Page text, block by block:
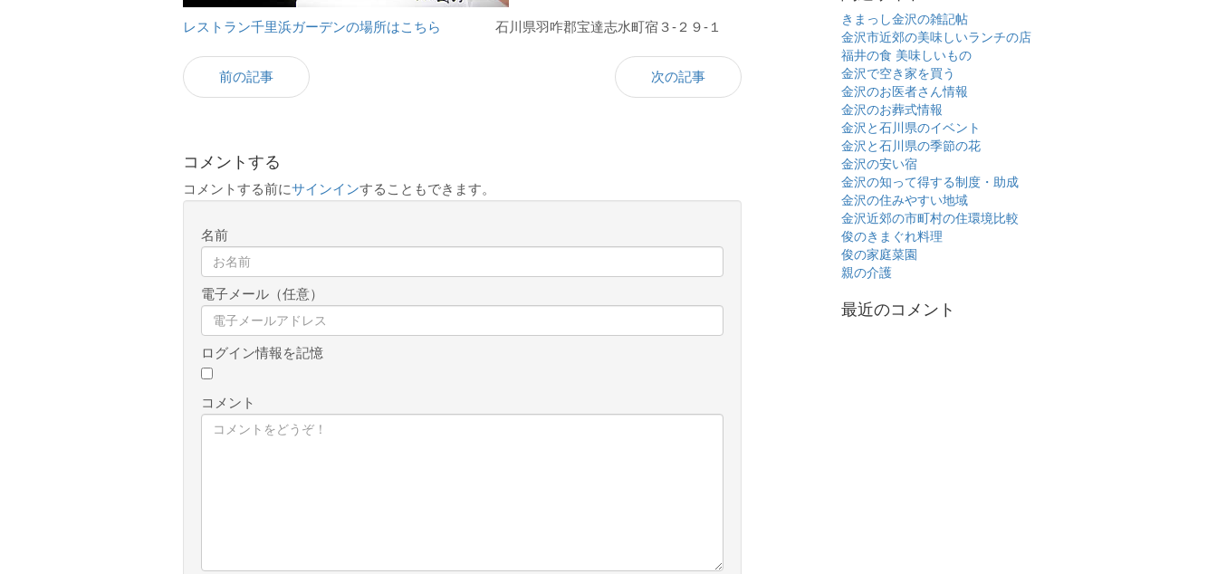
レストラン千里浜ガーデンの場所はこちら 石川県羽咋郡宝達志水町宿３-２９-１
前の記事 次の記事
コメントする
コメントする前にサインインすることもできます。
名前
電子メール（任意）
ログイン情報を記憶
コメント
きまっし金沢の雑記帖
金沢市近郊の美味しいランチの店
福井の食 美味しいもの
金沢で空き家を買う
金沢のお医者さん情報
金沢のお葬式情報
金沢と石川県のイベント
金沢と石川県の季節の花
金沢の安い宿
金沢の知って得する制度・助成
金沢の住みやすい地域
金沢近郊の市町村の住環境比較
俊のきまぐれ料理
俊の家庭菜園
親の介護
最近のコメント